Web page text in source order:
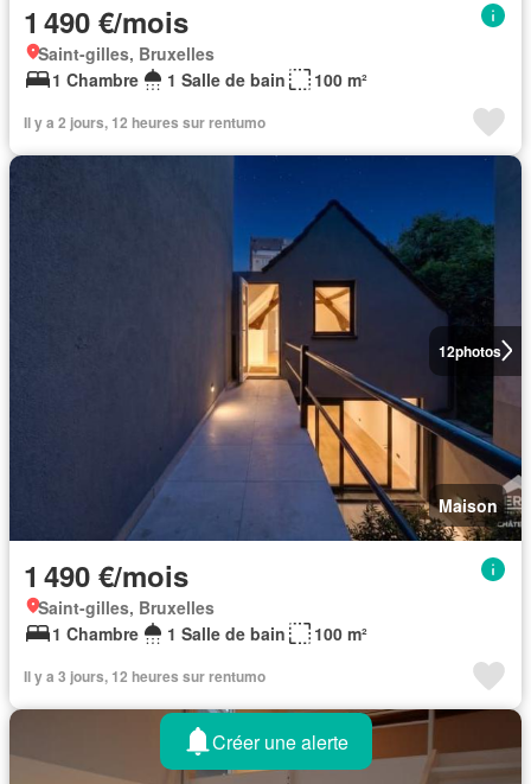
1 490 €/mois
Saint-gilles, Bruxelles
1 Chambre
1 Salle de bain 100 m²
Il y a 2 jours, 12 heures sur rentumo
12photos
Maison
1 490 €/mois
Saint-gilles, Bruxelles
1 Chambre
1 Salle de bain 100 m²
Il y a 3 jours, 12 heures sur rentumo
Créer une alerte